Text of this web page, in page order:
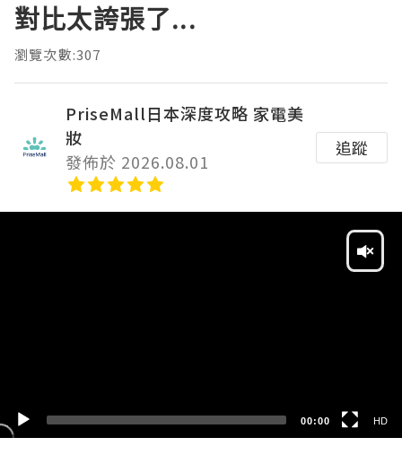
對比太誇張了...
瀏覽次數:307
PriseMall日本深度攻略 家電美
妝
發佈於 2026.08.01
追蹤
00:00 HD